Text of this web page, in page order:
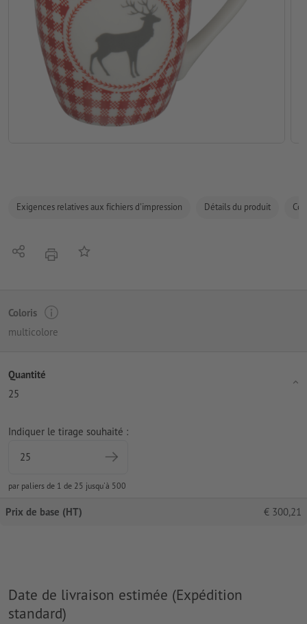
Exigences relatives aux fichiers d'impression Détails du produit
PartagerimprimerAjouter à liste d'article
Coloris
multicolore
Quantité
25
Indiquer le tirage souhaité :
par paliers de 1 de 25 jusqu'à 500
Prix de base (HT) € 300,21
Date de livraison estimée (Expédition
standard)